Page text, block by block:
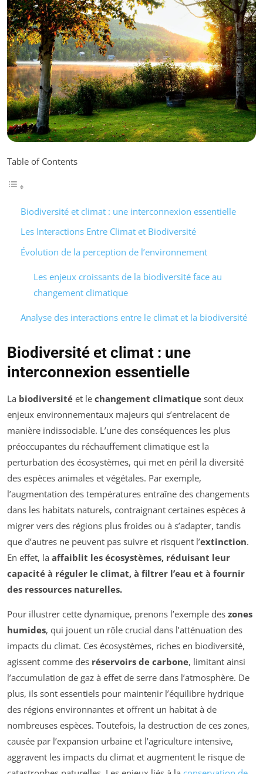
Table of Contents
Biodiversité et climat : une interconnexion essentielle
Les Interactions Entre Climat et Biodiversité
Évolution de la perception de l’environnement
Les enjeux croissants de la biodiversité face au
changement climatique
Analyse des interactions entre le climat et la biodiversité
Biodiversité et climat : une
interconnexion essentielle
La biodiversité et le changement climatique sont deux
enjeux environnementaux majeurs qui s’entrelacent de
manière indissociable. L’une des conséquences les plus
préoccupantes du réchauffement climatique est la
perturbation des écosystèmes, qui met en péril la diversité
des espèces animales et végétales. Par exemple,
l’augmentation des températures entraîne des changements
dans les habitats naturels, contraignant certaines espèces à
migrer vers des régions plus froides ou à s’adapter, tandis
que d’autres ne peuvent pas suivre et risquent l’extinction.
En effet, la affaiblit les écosystèmes, réduisant leur
capacité à réguler le climat, à filtrer l’eau et à fournir
des ressources naturelles.
Pour illustrer cette dynamique, prenons l’exemple des zones
humides, qui jouent un rôle crucial dans l’atténuation des
impacts du climat. Ces écosystèmes, riches en biodiversité,
agissent comme des réservoirs de carbone, limitant ainsi
l’accumulation de gaz à effet de serre dans l’atmosphère. De
plus, ils sont essentiels pour maintenir l’équilibre hydrique
des régions environnantes et offrent un habitat à de
nombreuses espèces. Toutefois, la destruction de ces zones,
causée par l’expansion urbaine et l’agriculture intensive,
aggravent les impacts du climat et augmentent le risque de